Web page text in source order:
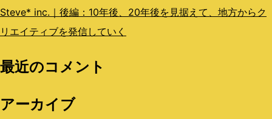
Steve* inc.｜後編：10年後、20年後を見据えて、地方からク
リエイティブを発信していく
最近のコメント
アーカイブ